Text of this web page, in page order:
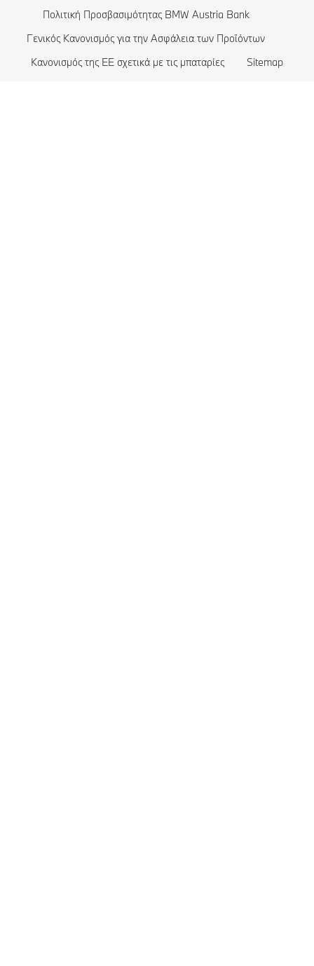
Πολιτική Προσβασιμότητας BMW Austria Bank
Γενικός Κανονισμός για την Ασφάλεια των Προϊόντων
Κανονισμός της ΕΕ σχετικά με τις μπαταρίες
Sitemap